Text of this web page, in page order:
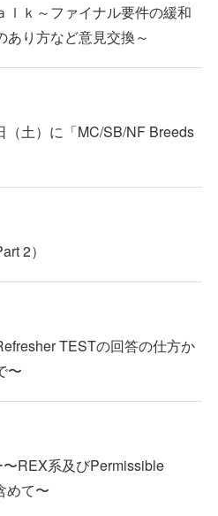
ｌｋ～ファイナル要件の緩和
あり方など意見交換～
土）に「MC/SB/NF Breeds
2）
TESTの回答の仕方か
〜
REX系及びPermissible
めて〜